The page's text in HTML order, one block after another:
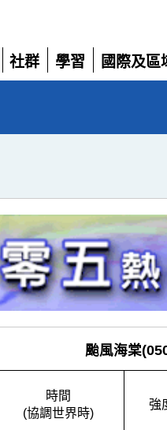
社群
展
學習
展
國際及區
展
颱風海棠
時間
(協調世界時)
強